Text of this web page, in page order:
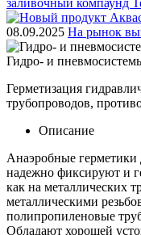
08.09.2025 На рынок
Гидро- и
Герметизация
трубопроводов,
Описание
Анаэробные герметики
надежно фиксируют и
как на металлических
металлическими
полипропиленовые
Обладают хорошей